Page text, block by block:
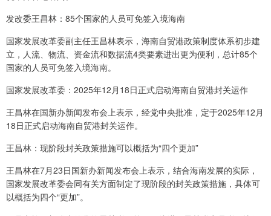
发改委王昌林：85个国家的人员可免签入境海南
国家发展改革委副主任王昌林表示，海南自贸港政策制度体系初步建
立，人流、物流、资金流和数据流4类要素进出更为便利，总计85个
国家的人员可免签入境海南。
国家发展改革委：2025年12月18日正式启动海南自贸港封关运作
王昌林在国新办新闻发布会上表示，经党中央批准，定于2025年12月
18日正式启动海南自贸港封关运作。
王昌林：现阶段封关政策措施可以概括为“四个更加”
王昌林在7月23日国新办新闻发布会上表示，结合海南发展的实际，
国家发展改革委会同有关方面制定了现阶段的封关政策措施，具体可
以概括为四个“更加”。